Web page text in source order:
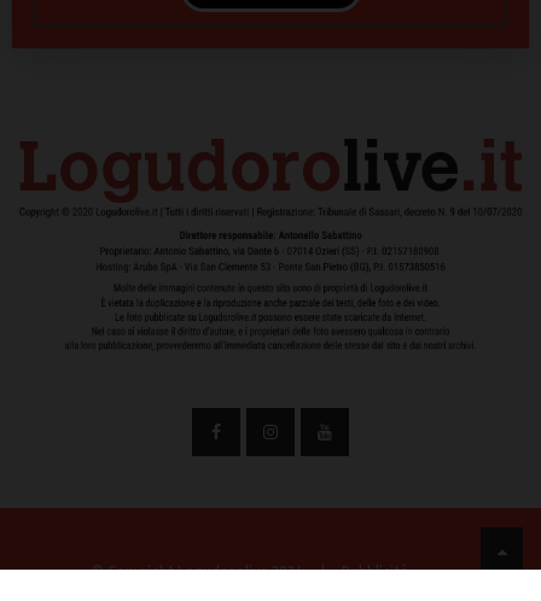
© Copyright Logudorolive 2024 | Pubblicità